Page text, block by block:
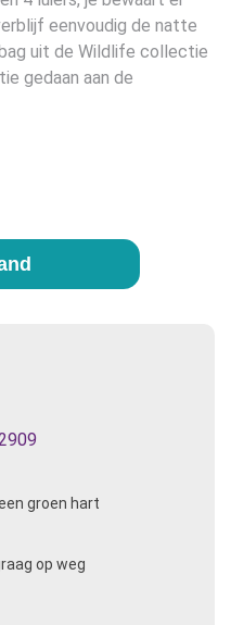
eenvoudig de natte
uit de Wildlife collectie
gedaan aan de
groen hart
op weg